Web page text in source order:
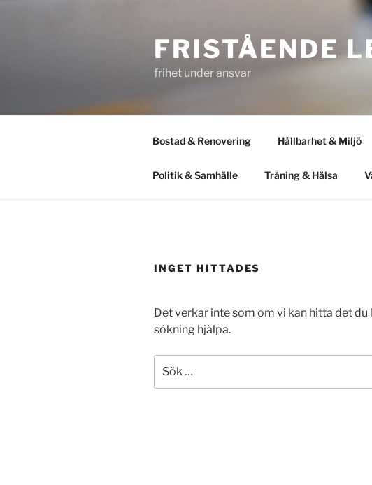
FRISTÅENDE
frihet under ansvar
Bostad & Renovering Hållbarhet & Miljö
Politik & Samhälle Träning & Hälsa
INGET HITTADES
Det verkar inte som om vi kan hitta det du
sökning hjälpa.
efter: